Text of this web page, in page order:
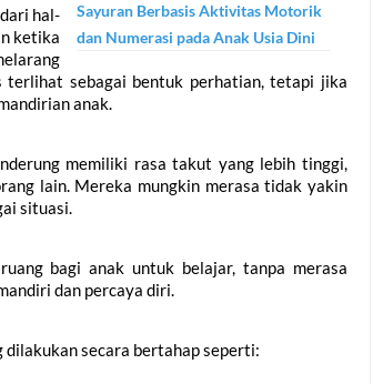
Sayuran Berbasis Aktivitas Motorik
dan Numerasi pada Anak Usia Dini
hal-
ketika
sebagai bentuk perhatian, tetapi jika
anak.
memiliki rasa takut yang lebih tinggi,
lain. Mereka mungkin merasa tidak yakin
situasi.
bagi anak untuk belajar, tanpa merasa
dan percaya diri.
secara bertahap seperti: